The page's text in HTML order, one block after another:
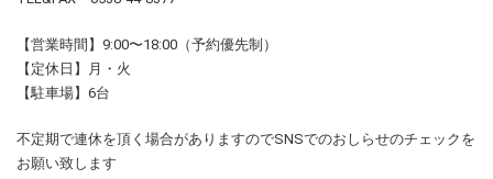
【営業時間】9:00〜18:00（予約優先制）
【定休日】月・火
【駐車場】6台
不定期で連休を頂く場合がありますのでSNSでのおしらせのチェックを
お願い致します